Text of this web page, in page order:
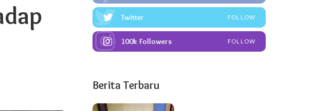
Twitter FOLLOW
100k Followers FOLLOW
Berita Terbaru